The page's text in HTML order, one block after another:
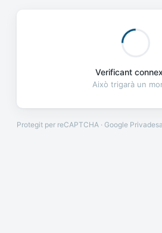
Verificant
Això trigarà un
Protegit per reCAPTCHA · Google Privadesa